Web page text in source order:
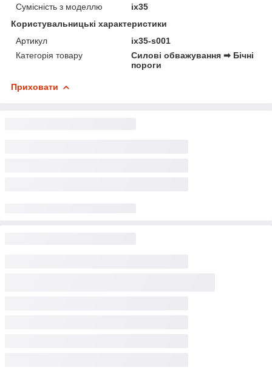
Сумісність з моделлю
ix35
Користувальницькі характеристики
Артикул
ix35-s001
Категорія товару
Силові обважування ➡ Бічні
пороги
Приховати